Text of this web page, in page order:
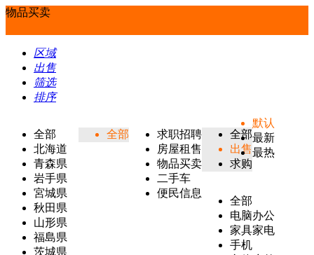
物品买卖
区域
出售
筛选
排序
全部
北海道
青森県
岩手県
宮城県
秋田県
山形県
福島県
茨城県
全部
求职招聘
房屋租售
物品买卖
二手车
便民信息
全部
出售
求购
全部
电脑办公
家具家电
手机
默认
最新
最热